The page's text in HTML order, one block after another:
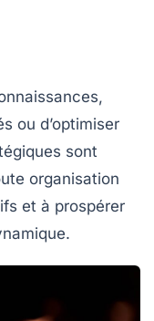
ou d’optimiser
sont
organisation
et à prospérer